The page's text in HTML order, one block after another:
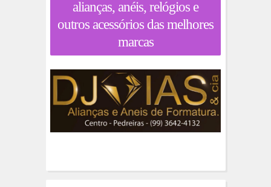
alianças, anéis, relógios e
outros acessórios das melhores
marcas